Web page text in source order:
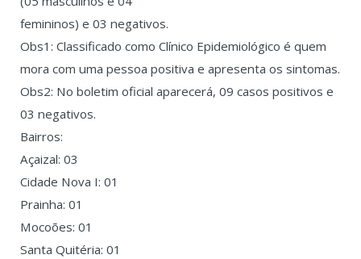
femininos) e 03 negativos.
Obs1: Classificado como Clínico Epidemiológico é quem
mora com uma pessoa positiva e apresenta os sintomas.
Obs2: No boletim oficial aparecerá, 09 casos positivos e
03 negativos.
Bairros:
Açaizal: 03
Cidade Nova I: 01
Prainha: 01
Mocoões: 01
Santa Quitéria: 01